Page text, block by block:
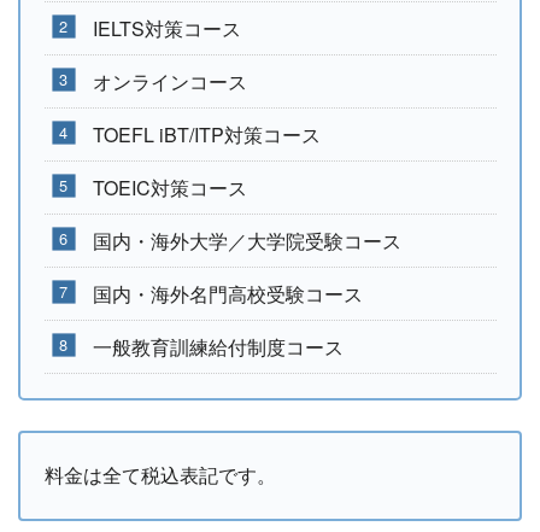
IELTS対策コース
オンラインコース
TOEFL iBT/ITP対策コース
TOEIC対策コース
国内・海外大学／大学院受験コース
国内・海外名門高校受験コース
⼀般教育訓練給付制度コース
料金は全て税込表記です。